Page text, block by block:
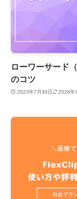
ローワーサード
のコツ
2023年7月30日 2026年